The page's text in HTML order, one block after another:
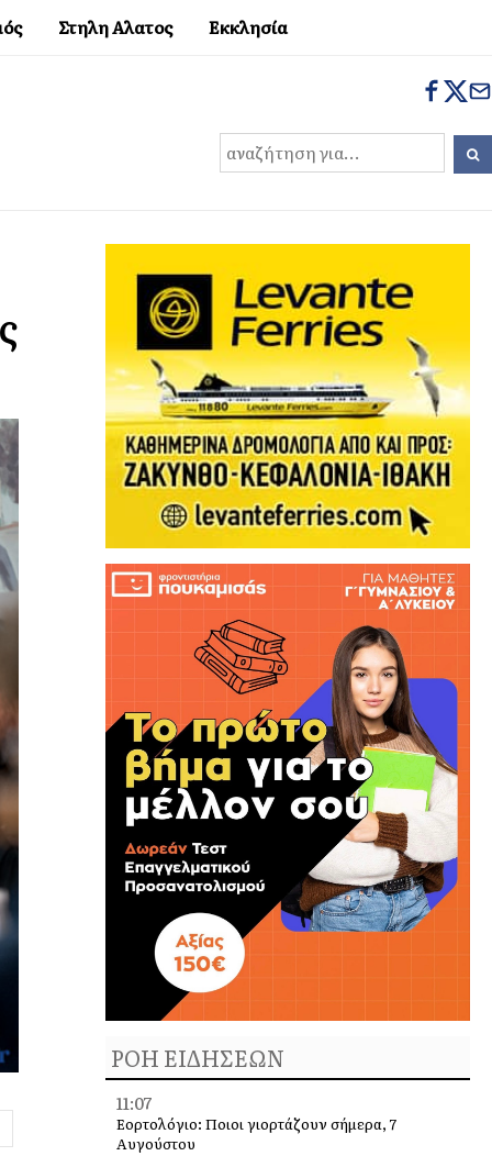
Στηλη Αλατος Εκκλησία
ΡΟΗ ΕΙΔΗΣΕΩΝ
11:07
Εορτολόγιο: Ποιοι γιορτάζουν σήμερα, 7
Αυγούστου